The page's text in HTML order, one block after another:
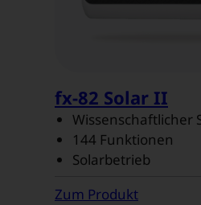
fx-82 Solar II
Wissenschaftlicher
144 Funktionen
Solarbetrieb
Zum Produkt